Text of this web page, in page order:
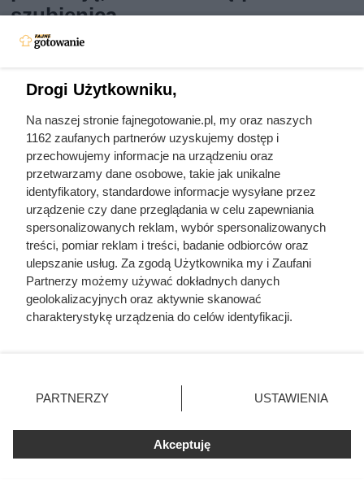
szubienicą
Herodot pisał o tym z
przerażeniem. Każda kobieta
Drogi Użytkowniku,
Na naszej stronie fajnegotowanie.pl, my oraz naszych
1162 zaufanych partnerów uzyskujemy dostęp i
przechowujemy informacje na urządzeniu oraz
przetwarzamy dane osobowe, takie jak unikalne
identyfikatory, standardowe informacje wysyłane przez
urządzenie czy dane przeglądania w celu zapewniania
spersonalizowanych reklam, wybór spersonalizowanych
treści, pomiar reklam i treści, badanie odbiorców oraz
ulepszanie usług. Za zgodą Użytkownika my i Zaufani
Partnerzy możemy używać dokładnych danych
geolokalizacyjnych oraz aktywnie skanować
charakterystykę urządzenia do celów identyfikacji.
zmienić/wycofać klikając przycisk ustawień prywatności
znajdujący się w lewym dolnym rogu strony
rodzaje przetwarzania danych nie wymagają zgody
użytkownika, ale masz prawo sprzeciwić się takiemu
przetwarzaniu. Preferencje będą miały zastosowania tylko
PARTNERZY USTAWIENIA
Akceptuję